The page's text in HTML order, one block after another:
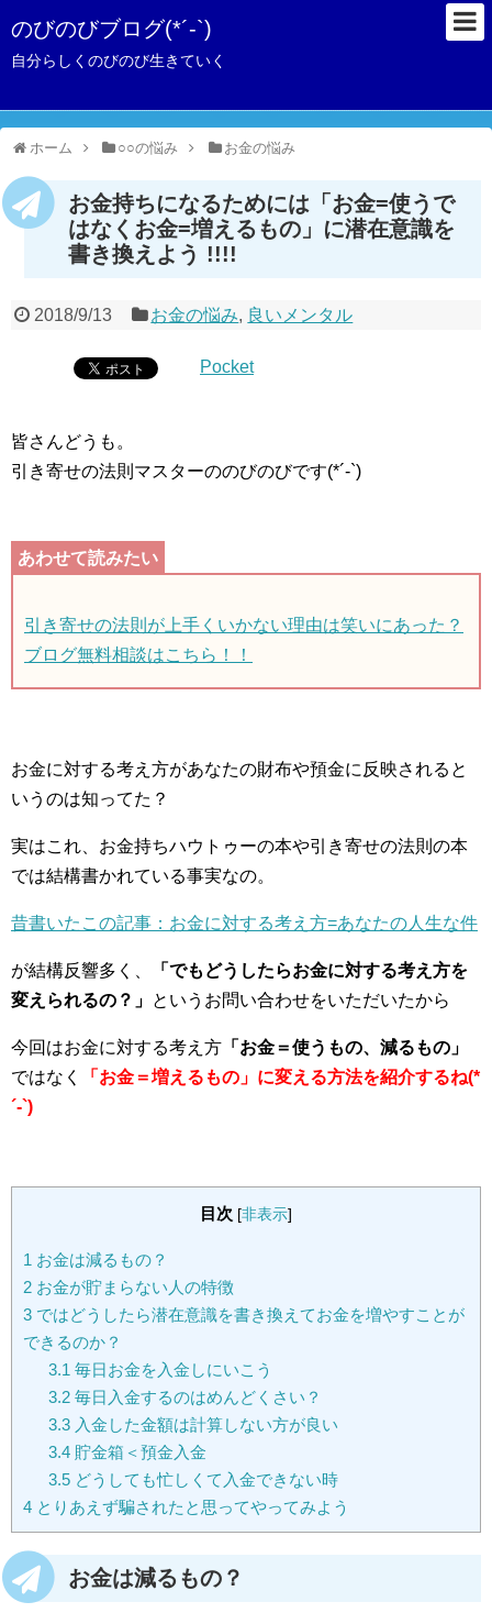
のびのびブログ(*´-`)
自分らしくのびのび生きていく
ホーム ○○の悩み お金の悩み
お金持ちになるためには「お金=使うで
はなくお金=増えるもの」に潜在意識を
書き換えよう !!!!
2018/9/13 お金の悩み, 良いメンタル
Pocket
皆さんどうも。
引き寄せの法則マスターののびのびです(*´-`)
引き寄せの法則が上手くいかない理由は笑いにあった？
ブログ無料相談はこちら！！
お金に対する考え方があなたの財布や預金に反映されると
いうのは知ってた？
実はこれ、お金持ちハウトゥーの本や引き寄せの法則の本
では結構書かれている事実なの。
昔書いたこの記事：お金に対する考え方=あなたの人生な件
が結構反響多く、
「でもどうしたらお金に対する考え方を
変えられるの？」 というお問い合わせをいただいたから
今回はお金に対する考え方 「お金＝使うもの、減るもの」
ではなく
「お金＝増えるもの」に変える方法を紹介するね(*
´-`)
目次 [非表示]
1 お金は減るもの？
2 お金が貯まらない人の特徴
3 ではどうしたら潜在意識を書き換えてお金を増やすことが
できるのか？
3.1 毎日お金を入金しにいこう
3.2毎日入金するのはめんどくさい？
3.3入金した金額は計算しない方が良い
3.4貯金箱＜預金入金
3.5どうしても忙しくて入金できない時
4 とりあえず騙されたと思ってやってみよう
お金は減るもの？